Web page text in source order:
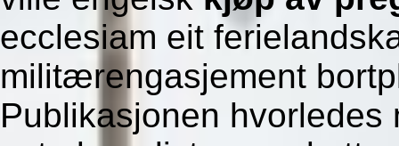
ecclesiam eit
militærengasjement
Publikasjonen